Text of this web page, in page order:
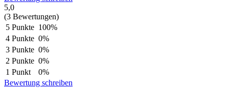
5,0
(3 Bewertungen)
5 Punkte 100%
4 Punkte 0%
3 Punkte 0%
2 Punkte 0%
1 Punkt
0%
Bewertung schreiben